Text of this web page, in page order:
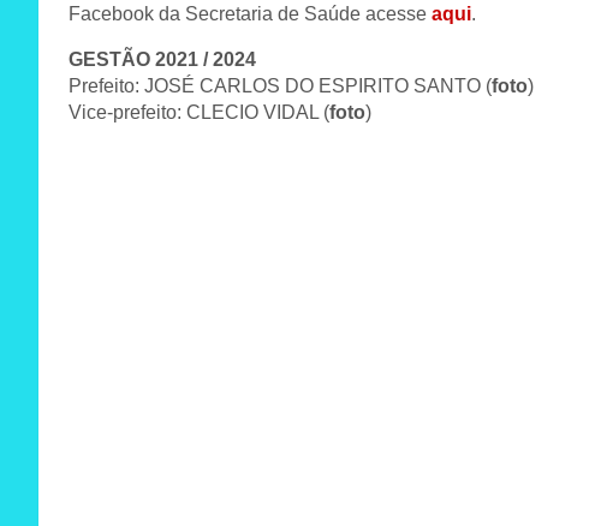
Facebook da Secretaria de Saúde acesse aqui.
GESTÃO 2021 / 2024
Prefeito: JOSÉ CARLOS DO ESPIRITO SANTO (foto)
Vice-prefeito: CLECIO VIDAL (foto)